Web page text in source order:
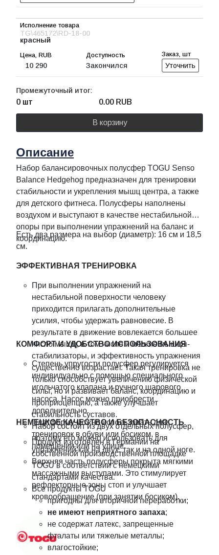
TG\465172\RD-18-00
красный
10 290 Закончился Уточнить
Промежуточный итог:
0 шт 0.00 RUB
В корзину
Описание
Набор балансировочных полусфер TOGU Senso
Balance Hedgehog предназначен для тренировки
стабильности и укрепления мышц центра, а также
для детского фитнеса. Полусферы наполнены
воздухом и выступают в качестве нестабильной
опоры при выполнении упражнений на баланс и
координацию.
Есть два размера на выбор (диаметр): 16 см и 18,5
см.
ЭФФЕКТИВНАЯ ТРЕНИРОВКА
Пpи выполнении упражнений на
нестабильной поверхности человеку
приходится прилагать дополнительные
усилия, чтобы удержать равновесие. В
результате в движение вовлекается большее
число мышц, в том числе и мелкие мышцы-
стабилизаторы, и эффективность упражнения
существенно возрастает. Такая тренировка не
только способствует увеличению физической
силы, но и развивает баланс, координацию и
проприоцепцию, а также улучшает
стабильность суставов.
Набор состоит из двух отдельных полусфер,
поэтому его можно использовать для
упражнений как на двух, так и на одной ноге.
Верхняя часть полусферы покрыта мягкими
массажными выступами. Это стимулирует
рефлекторные зоны стоп и улучшает
кровообращение (при занятии босиком).
КОМФОРТ И УДОБСТВО ИСПОЛЬЗОВАНИЯ
Степень упругости полусфер регулируется
индивидуально с помощью специального
игольчатого клапана и ручного шарового
насоса. Насос можно приобрести
дополнительно.
Платформу можно использовать для
тренировок в обуви или босиком, в
помещении или на улице.
НЕМЕЦКОЕ КАЧЕСТВО И БЕЗОПАСНОСТЬ
Продукт изготовлен в Германии на
собственной производственной площадке
TOGU в соответствии с немецкими
стандартами качества.
Все продукты TOGU
пригодны для вторичной переработки;
не имеют неприятного запаха;
не содержат латекс, запрещенные
фталаты или тяжелые металлы;
влагостойкие;